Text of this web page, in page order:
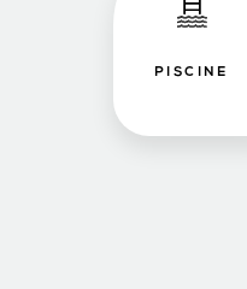
PISCINE